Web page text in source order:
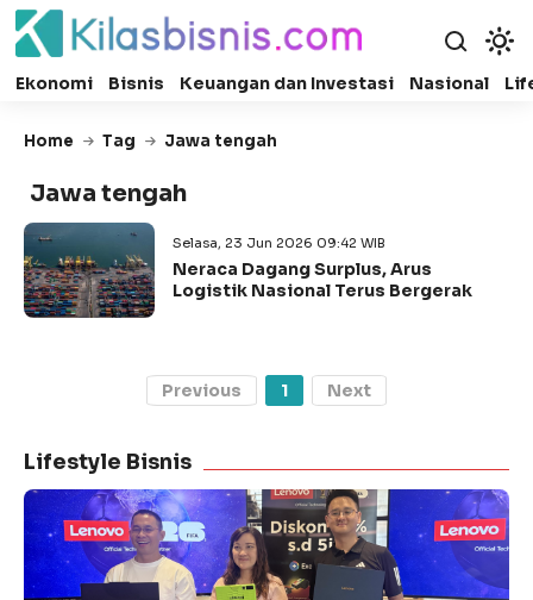
Ekonomi Bisnis Keuangan dan Investasi Nasional
Home Tag Jawa tengah
Jawa tengah
Selasa, 23 Jun 2026 09:42 WIB
Neraca Dagang Surplus, Arus
Logistik Nasional Terus Bergerak
Previous 1 Next
Lifestyle Bisnis